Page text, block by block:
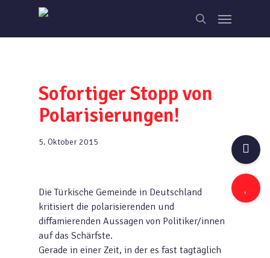
main
search
Menu
Sofortiger Stopp von
Polarisierungen!
5. Oktober 2015
Die Türkische Gemeinde in Deutschland
kritisiert die polarisierenden und
diffamierenden Aussagen von Politiker/innen
auf das Schärfste.
Gerade in einer Zeit, in der es fast tagtäglich